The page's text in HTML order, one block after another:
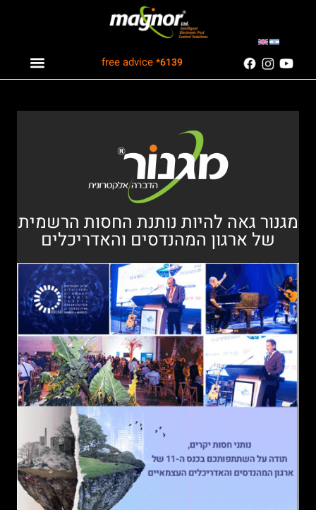
free advice*6139
מגנור גאה להיות נותנת החסות הרשמית
של ארגון המהנדסים והאדריכלים